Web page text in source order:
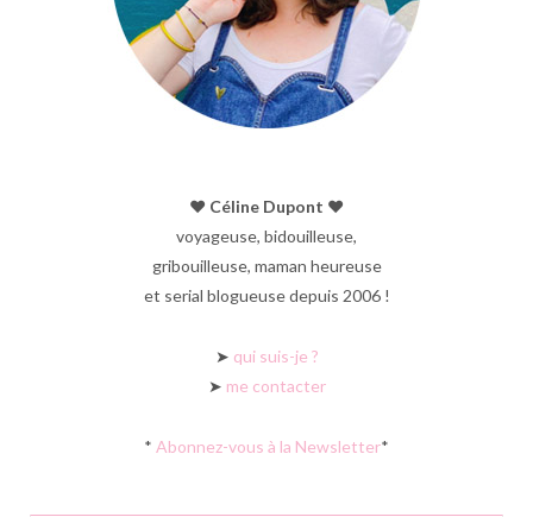
♥︎ Céline Dupont ♥︎
voyageuse, bidouilleuse,
gribouilleuse, maman heureuse
et serial blogueuse depuis 2006 !
➤ qui suis-je ?
➤ me contacter
* Abonnez-vous à la Newsletter*